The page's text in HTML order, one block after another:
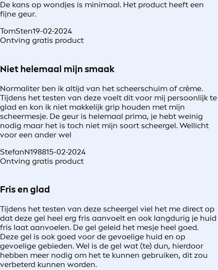
De kans op wondjes is minimaal. Het product heeft een
fijne geur.
TomSten19-02-2024
Ontving gratis product
Niet helemaal mijn smaak
Normaliter ben ik altijd van het scheerschuim of crème.
Tijdens het testen van deze voelt dit voor mij persoonlijk te
glad en kon ik niet makkelijk grip houden met mijn
scheermesje. De geur is helemaal prima, je hebt weinig
nodig maar het is toch niet mijn soort scheergel. Wellicht
voor een ander wel
StefanN198815-02-2024
Ontving gratis product
Fris en glad
Tijdens het testen van deze scheergel viel het me direct op
dat deze gel heel erg fris aanvoelt en ook langdurig je huid
fris laat aanvoelen. De gel geleid het mesje heel goed.
Deze gel is ook goed voor de gevoelige huid en op
gevoelige gebieden. Wel is de gel wat (te) dun, hierdoor
hebben meer nodig om het te kunnen gebruiken, dit zou
verbeterd kunnen worden.